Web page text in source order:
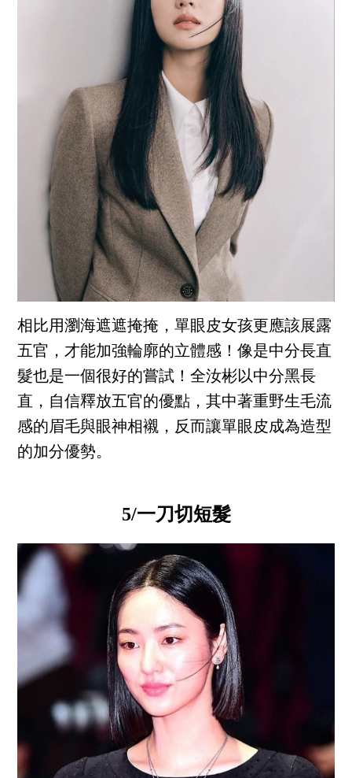
相比用瀏海遮遮掩掩，單眼皮女孩更應該展露
五官，才能加強輪廓的立體感！像是中分長直
髮也是一個很好的嘗試！全汝彬以中分黑長
直，自信釋放五官的優點，其中著重野生毛流
感的眉毛與眼神相襯，反而讓單眼皮成為造型
的加分優勢。
5/一刀切短髮